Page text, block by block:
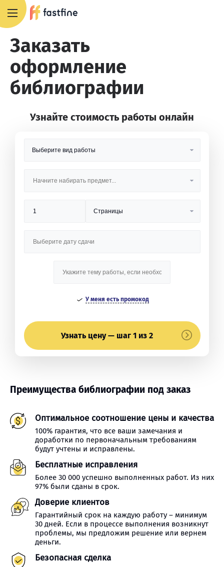
Заказать
оформление
библиографии
Узнайте стоимость работы онлайн
У меня есть промокод
Узнать цену — шаг 1 из 2
Преимущества библиографии под заказ
Оптимальное соотношение цены и качества
100% гарантия, что все ваши замечания и
доработки по первоначальным требованиям
будут учтены и исправлены.
Бесплатные исправления
Более 30 000 успешно выполненных работ. Из них
97% были сданы в срок.
Доверие клиентов
Гарантийный срок на каждую работу – минимум
30 дней. Если в процессе выполнения возникнут
проблемы, мы предложим решение или вернем
деньги.
Безопасная сделка